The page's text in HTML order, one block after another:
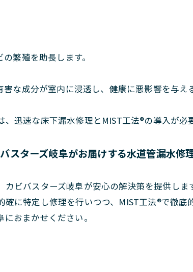
繁殖を助長します。
な成分が室内に浸透し、健康に悪影響を与え
、迅速な床下漏水修理とMIST工法®の導入が
スターズ岐阜がお届けする水道管漏水修
カビバスターズ岐阜が安心の解決策を提供し
確に特定し修理を行いつつ、MIST工法®で徹
おまかせください。